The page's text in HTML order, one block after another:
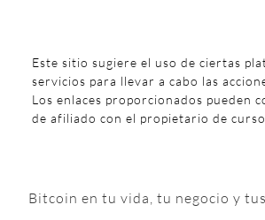
Este sitio sugiere el uso de ciertas
servicios para llevar a cabo las
Los enlaces proporcionados pueden
de afiliado con el propietario de
Bitcoin en tu vida, tu negocio y